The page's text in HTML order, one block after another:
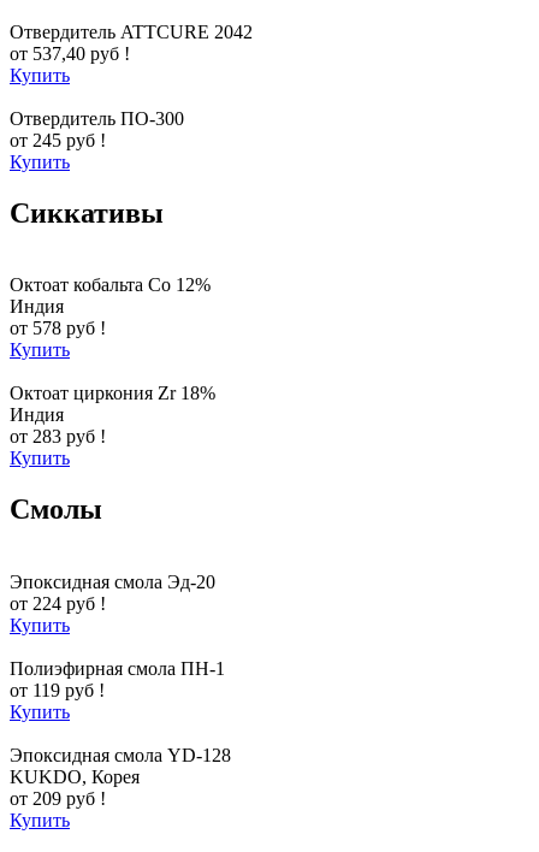
Отвердитель ATTCURE 2042
от 537,40 руб !
Купить
Отвердитель ПО-300
от 245 руб !
Купить
Сиккативы
Октоат кобальта Co 12%
Индия
от 578 руб !
Купить
Октоат циркония Zr 18%
Индия
от 283 руб !
Купить
Смолы
Эпоксидная смола Эд-20
от 224 руб !
Купить
Полиэфирная смола ПН-1
от 119 руб !
Купить
Эпоксидная смола YD-128
KUKDO, Корея
от 209 руб !
Купить